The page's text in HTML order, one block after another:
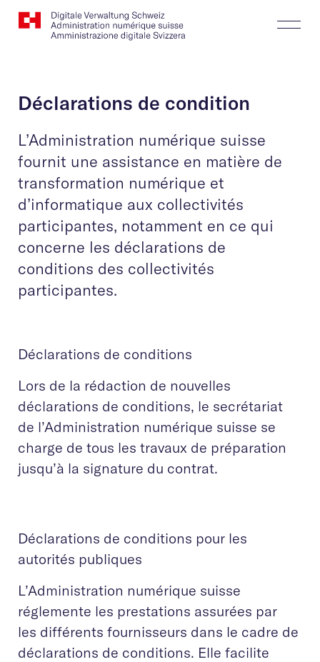
Website
Logo
Recherche
Déclarations de condition
L’Administration numérique suisse
fournit une assistance en matière de
transformation numérique et
d’informatique aux collectivités
participantes, notamment en ce qui
concerne les déclarations de
conditions des collectivités
participantes.
Déclarations de conditions
Lors de la rédaction de nouvelles
déclarations de conditions, le secrétariat
de l’Administration numérique suisse se
charge de tous les travaux de préparation
jusqu’à la signature du contrat.
Déclarations de conditions pour les
autorités publiques
L’Administration numérique suisse
réglemente les prestations assurées par
les différents fournisseurs dans le cadre de
déclarations de conditions. Elle facilite